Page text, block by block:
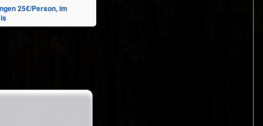
25€/Person, im